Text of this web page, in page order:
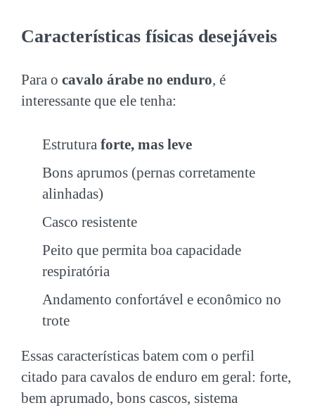
Características físicas desejáveis
Para o cavalo árabe no enduro, é
interessante que ele tenha:
Estrutura forte, mas leve
Bons aprumos (pernas corretamente
alinhadas)
Casco resistente
Peito que permita boa capacidade
respiratória
Andamento confortável e econômico no
trote
Essas características batem com o perfil
citado para cavalos de enduro em geral: forte,
bem aprumado, bons cascos, sistema